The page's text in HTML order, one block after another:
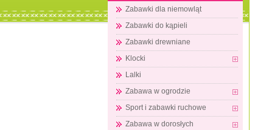
Zabawki dla niemowląt
Zabawki do kąpieli
Zabawki drewniane
Klocki
Lalki
Zabawa w ogrodzie
Sport i zabawki ruchowe
Zabawa w dorosłych